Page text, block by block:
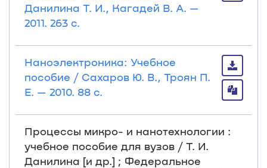
Данилина Т. И., Кагадей В. А. —
2011. 263 с.
Наноэлектроника: Учебное
пособие / Сахаров Ю. В., Троян П.
Е. — 2010. 88 с.
Процессы микро- и нанотехнологии :
учебное пособие для вузов / Т. И.
Данилина [и др.] ; Федеральное